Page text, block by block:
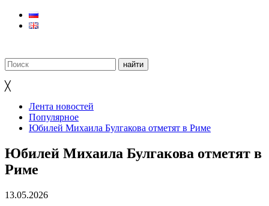
╳
Лента новостей
Популярное
Юбилей Михаила Булгакова отметят в Риме
Юбилей Михаила Булгакова отметят в
Риме
13.05.2026